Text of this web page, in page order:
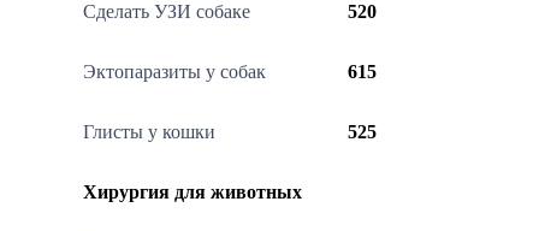
Сделать УЗИ собаке 520
Эктопаразиты у собак 615
Глисты у кошки 525
Хирургия для животных